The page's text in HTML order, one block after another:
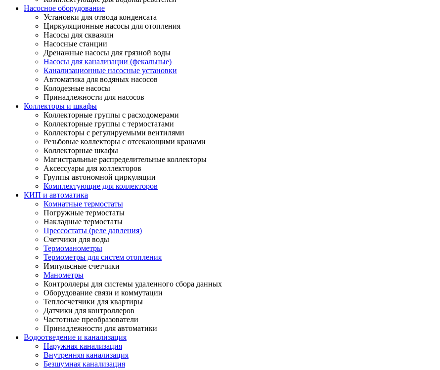
Насосное оборудование
Установки для отвода конденсата
Циркуляционные насосы для отопления
Насосы для скважин
Насосные станции
Дренажные насосы для грязной воды
Насосы для канализации (фекальные)
Канализационные насосные установки
Автоматика для водяных насосов
Колодезные насосы
Принадлежности для насосов
Коллекторы и шкафы
Коллекторные группы с расходомерами
Коллекторные группы с термостатами
Коллекторы с регулируемыми вентилями
Резьбовые коллекторы с отсекающими кранами
Коллекторные шкафы
Магистральные распределительные коллекторы
Аксессуары для коллекторов
Группы автономной циркуляции
Комплектующие для коллекторов
КИП и автоматика
Комнатные термостаты
Погружные термостаты
Накладные термостаты
Прессостаты (реле давления)
Счетчики для воды
Термоманометры
Термометры для систем отопления
Импульсные счетчики
Манометры
Контроллеры для системы удаленного сбора данных
Оборудование связи и коммутации
Теплосчетчики для квартиры
Датчики для контроллеров
Частотные преобразователи
Принадлежности для автоматики
Водоотведение и канализация
Наружная канализация
Внутренняя канализация
Безшумная канализация